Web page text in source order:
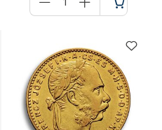
für
Warenkorb